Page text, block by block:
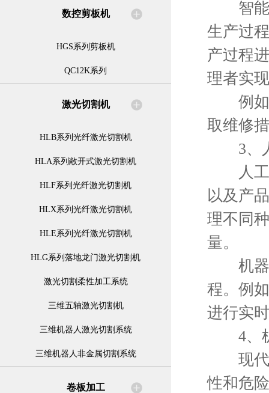
数控剪板机
HGS系列剪板机
QC12K系列
激光切割机
HLB系列光纤激光切割机
HLA系列敞开式激光切割机
HLF系列光纤激光切割机
HLX系列光纤激光切割机
HLE系列光纤激光切割机
HLG系列落地龙门激光切割机
激光切割柔性加工系统
三维五轴激光切割机
三维机器人激光切割系统
三维机器人非金属切割系统
卷板加工
智能
生产过
产过程
理者实
例如
取维修
3、人
人工
以及产
理不同
量。
机器
程。例
进行实
4、机
现代
性和危